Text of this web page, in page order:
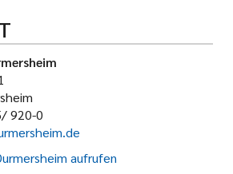
920-0
aufrufen